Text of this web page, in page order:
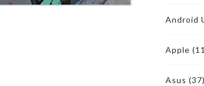
Android
Apple
Asus (37)